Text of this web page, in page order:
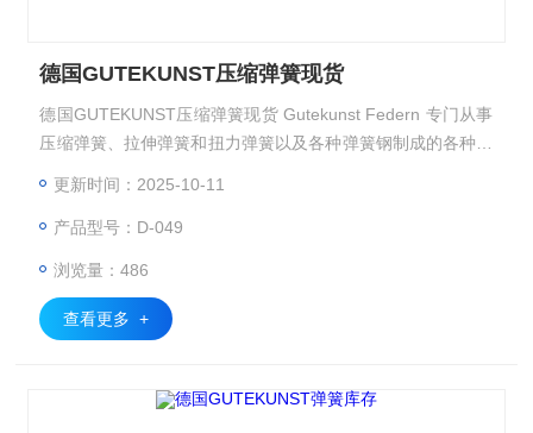
德国GUTEKUNST压缩弹簧现货
德国GUTEKUNST压缩弹簧现货 Gutekunst Federn 专门从事
压缩弹簧、拉伸弹簧和扭力弹簧以及各种弹簧钢制成的各种弯
更新时间：2025-10-11
产品型号：D-049
浏览量：486
查看更多 +